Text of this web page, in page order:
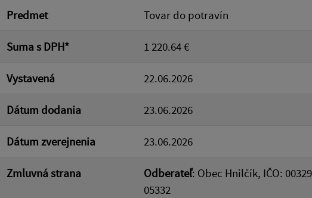
Filtrovať
Predmet Tovar do potravín
Suma s DPH* 1 220.64 €
Vystavená 22.06.2026
Dátum dodania 23.06.2026
Dátum zverejnenia 23.06.2026
Zmluvná strana Odberateľ: Obec Hnilčík, IČO:
05332